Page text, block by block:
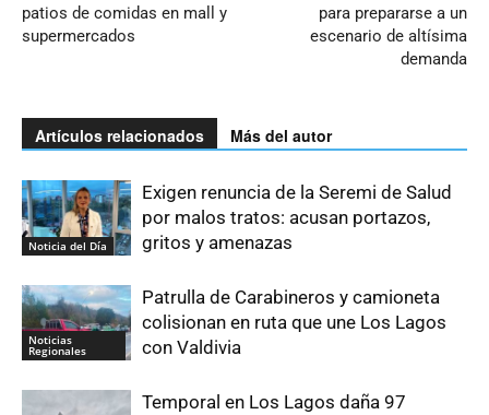
patios de comidas en mall y
supermercados
para prepararse a un
escenario de altísima
demanda
Artículos relacionados Más del autor
Noticia del Día
Exigen renuncia de la Seremi de Salud
por malos tratos: acusan portazos,
gritos y amenazas
Noticias
Regionales
Patrulla de Carabineros y camioneta
colisionan en ruta que une Los Lagos
con Valdivia
Temporal en Los Lagos daña 97